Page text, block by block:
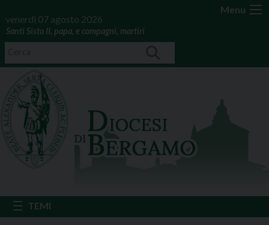
Menu
venerdì 07 agosto 2026
Santi Sisto II, papa, e compagni, martiri